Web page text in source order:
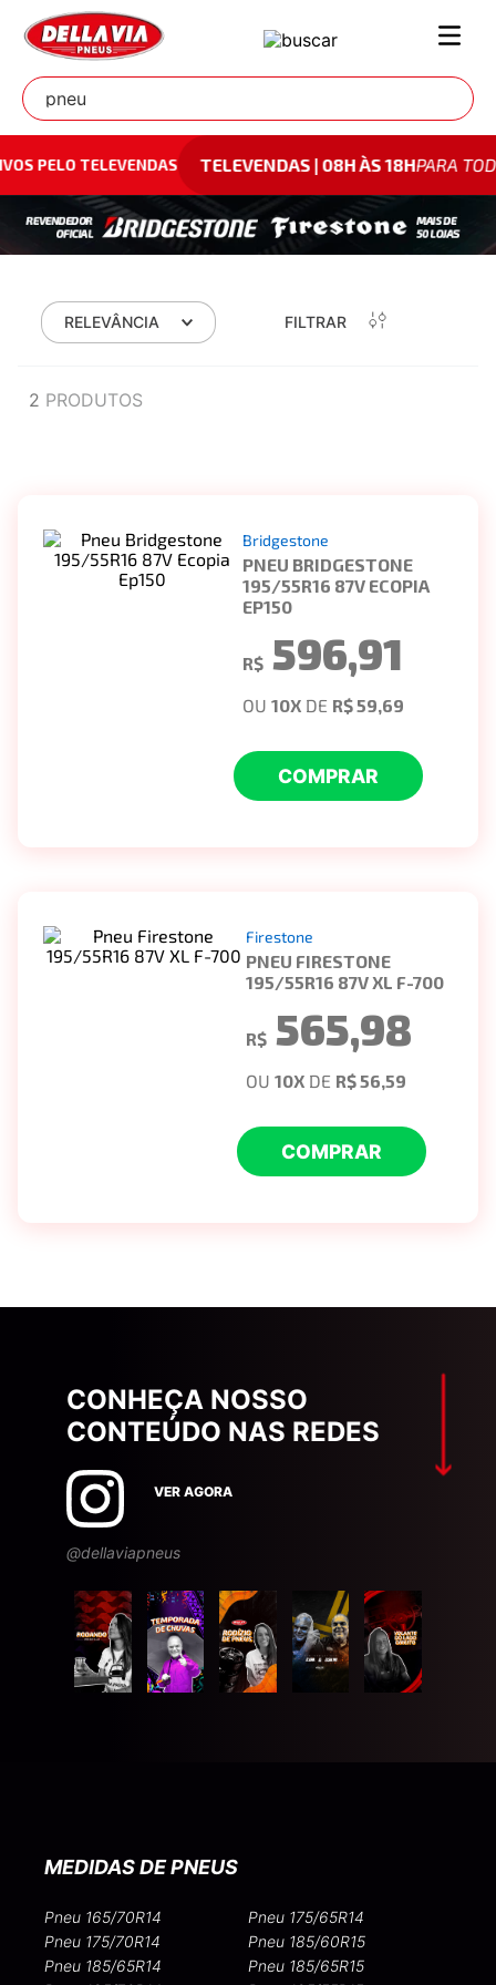
Exemplo: 175/65R15
TELEVENDAS TELEVENDAS | 08H ÀS 18HPARA TODO
RELEVÂNCIA FILTRAR
2 PRODUTOS
Bridgestone
PNEU BRIDGESTONE
195/55R16 87V ECOPIA
EP150
R$ 596,91
OU 10XDE R$ 59,69
COMPRAR
Firestone
PNEU FIRESTONE
195/55R16 87V XL F-700
R$ 565,98
OU 10XDE R$ 56,59
COMPRAR
CONHEÇA NOSSO
CONTEÚDO NAS REDES
VER AGORA
@dellaviapneus
MEDIDAS DE PNEUS
Pneu 165/70R14
Pneu 175/65R14
Pneu 175/70R14
Pneu 185/60R15
Pneu 185/65R14
Pneu 185/65R15